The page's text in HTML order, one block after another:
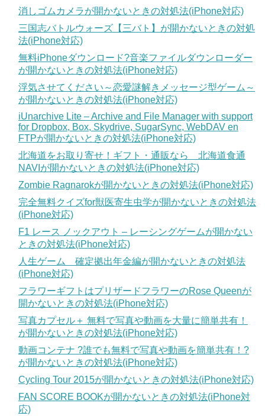
消しゴムカメラが開かないときの対処法(iPhone対応)
三国志バトルウォーズ【三バト】が開かないときの対処
法(iPhone対応)
無料iPhoneダウンロード?音楽ファイルダウンローダー
が開かないときの対処法(iPhone対応)
浮気させてください～恋愛謎解きメッセージ型ゲーム～
が開かないときの対処法(iPhone対応)
iUnarchive Lite – Archive and File Manager with support
for Dropbox, Box, Skydrive, SugarSync, WebDAV en
FTPが開かないときの対処法(iPhone対応)
北海道をお取り寄せ！ギフト・通販なら 北海道食通
NAVIが開かないときの対処法(iPhone対応)
Zombie Ragnarokが開かないときの対処法(iPhone対応)
完全無料クイズfor獣医寄生虫学が開かないときの対処法
(iPhone対応)
F1 レース ノックアウト – レーシングゲームが開かない
ときの対処法(iPhone対応)
人生ゲーム 確定拠出年金編が開かないときの対処法
(iPhone対応)
フラワーギフトはプリザードフラワーのRose Queenが
開かないときの対処法(iPhone対応)
写真カプセル＋ 無料で写真や動画を大量に簡単共有！
が開かないときの対処法(iPhone対応)
動画コンテナ ?誰でも無料で写真や動画を簡単共有！?
が開かないときの対処法(iPhone対応)
Cycling Tour 2015が開かないときの対処法(iPhone対応)
FAN SCORE BOOKが開かないときの対処法(iPhone対
応)